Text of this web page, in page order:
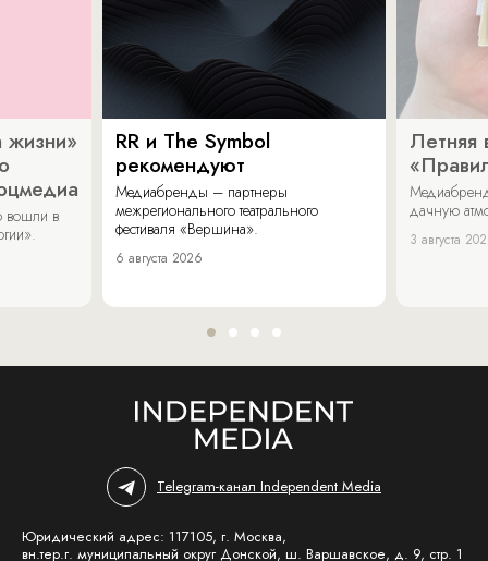
жизни»
вошли в
RR и The Symbol
рекомендуют
Медиабренды – партнеры
межрегионального театрального
фестиваля «Вершина».
6 августа 2026
Летняя
дачную
3 августа
Telegram-канал Independent Media
Юридический адрес: 117105, г. Москва,
вн.тер.г. муниципальный округ Донской, ш. Варшавское, д. 9, стр. 1